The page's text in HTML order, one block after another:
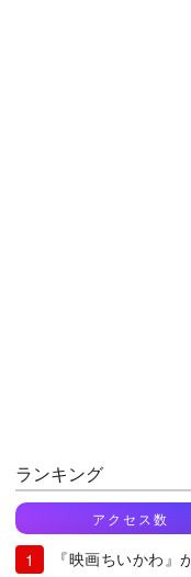
ランキング
アクセス数
『映画ちいかわ』